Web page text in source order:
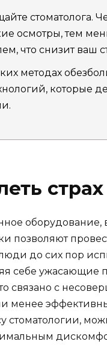
стоматолога.
осмотры, тем
что снизит ваш
методах
которые
оборудование,
позволяют
до сих пор
себе
связано с
менее
стоматологии,